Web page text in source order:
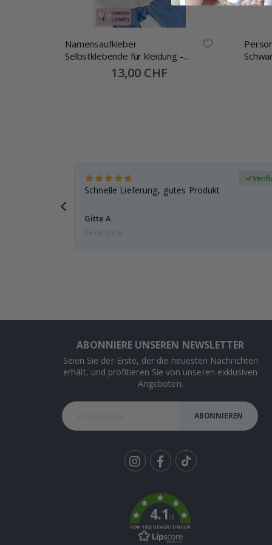
Namensaufkleber
Selbstklebende für kleidung -
30x13mm -70 Stck
Special
Price
13,00 CHF
Schnelle Lieferung, gutes Produkt
Gitte A
06.08.2026
ABONNIERE UNSEREN NEWSLETTER
Seien Sie der Erste, der die neuesten Nachrichten
erhält, und profitieren Sie von unseren exklusiven
Angeboten.
ABONNIEREN
k
4.1/5
VON 1025 BEWERTUNGEN